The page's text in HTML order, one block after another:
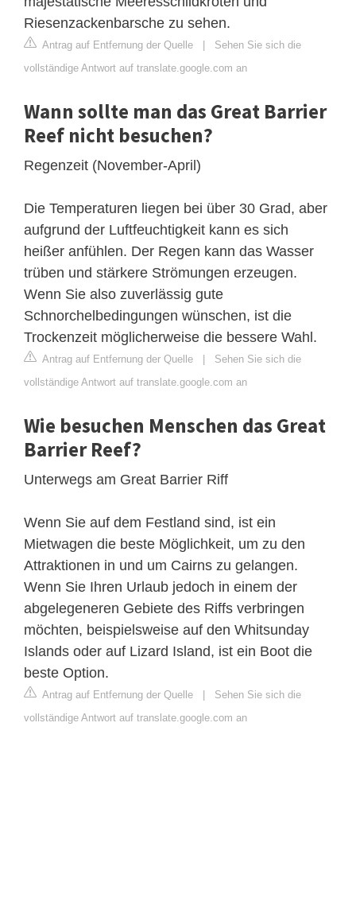
Riesenzackenbarsche zu sehen.
Antrag auf Entfernung der Quelle | Sehen Sie sich die
vollständige Antwort auf translate.google.com an
Wann sollte man das Great Barrier
Reef nicht besuchen?
Regenzeit (November-April)
Die Temperaturen liegen bei über 30 Grad, aber
aufgrund der Luftfeuchtigkeit kann es sich
heißer anfühlen. Der Regen kann das Wasser
trüben und stärkere Strömungen erzeugen.
Wenn Sie also zuverlässig gute
Schnorchelbedingungen wünschen, ist die
Trockenzeit möglicherweise die bessere Wahl.
Antrag auf Entfernung der Quelle | Sehen Sie sich die
vollständige Antwort auf translate.google.com an
Wie besuchen Menschen das Great
Barrier Reef?
Unterwegs am Great Barrier Riff
Wenn Sie auf dem Festland sind, ist ein
Mietwagen die beste Möglichkeit, um zu den
Attraktionen in und um Cairns zu gelangen.
Wenn Sie Ihren Urlaub jedoch in einem der
abgelegeneren Gebiete des Riffs verbringen
möchten, beispielsweise auf den Whitsunday
Islands oder auf Lizard Island, ist ein Boot die
beste Option.
Antrag auf Entfernung der Quelle | Sehen Sie sich die
vollständige Antwort auf translate.google.com an